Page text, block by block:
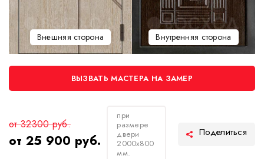
Внешняя сторона Внутренняя сторона
ВЫЗВАТЬ МАСТЕРА НА ЗАМЕР
от 32300 руб.
от 25 900 руб.
при
размере
двери
2000х800
мм.